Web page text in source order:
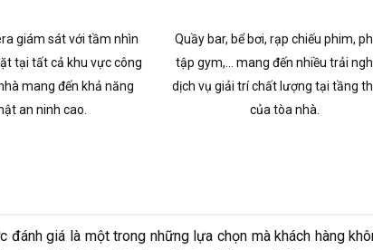
giám sát với tầm nhìn
tại tất cả khu vực công
mang đến khả năng
an ninh cao.
Quầy bar, bể bơi, rạp chiếu phim,
tập gym,… mang đến nhiều trải
dịch vụ giải trí chất lượng tại tầng
của tòa nhà.
giá là một trong những lựa chọn mà khách hàng